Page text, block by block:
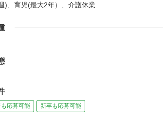
)、育児(最大2年）、介護休業
応募可能 新卒も応募可能